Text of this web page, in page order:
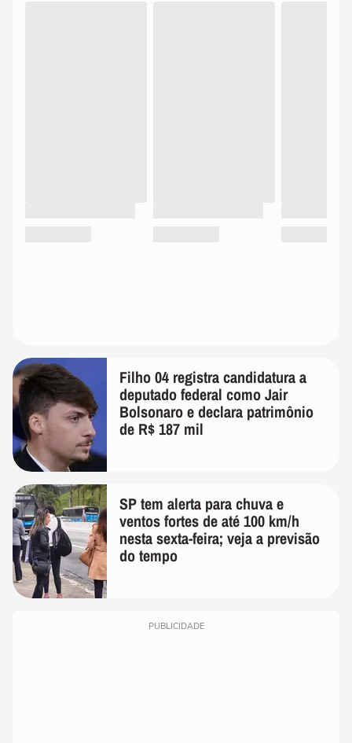
Filho 04 registra candidatura a
deputado federal como Jair
Bolsonaro e declara patrimônio
de R$ 187 mil
SP tem alerta para chuva e
ventos fortes de até 100 km/h
nesta sexta-feira; veja a previsão
do tempo
PUBLICIDADE